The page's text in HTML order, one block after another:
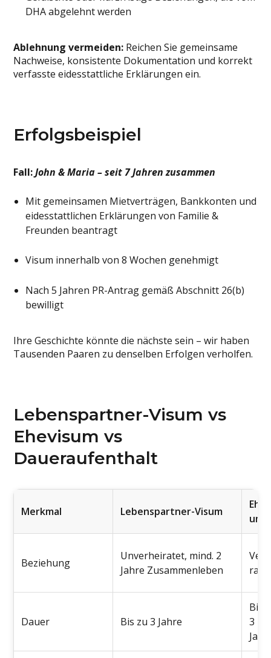
DHA abgelehnt werden
Ablehnung vermeiden: Reichen Sie gemeinsame
Nachweise, konsistente Dokumentation und korrekt
verfasste eidesstattliche Erklärungen ein.
Erfolgsbeispiel
Fall:John & Maria – seit 7 Jahren zusammen
Mit gemeinsamen Mietverträgen, Bankkonten und
eidesstattlichen Erklärungen von Familie &
Freunden beantragt
Visum innerhalb von 8 Wochen genehmigt
Nach 5 Jahren PR-Antrag gemäß Abschnitt 26(b)
bewilligt
Ihre Geschichte könnte die nächste sein – wir haben
Tausenden Paaren zu denselben Erfolgen verholfen.
Lebenspartner-Visum vs
Ehevisum vs
Daueraufenthalt
Merkmal Lebenspartner-Visum
um
Beziehung
Unverheiratet, mind. 2
Jahre Zusammenleben
Dauer Bis zu 3 Jahre
Bis
3